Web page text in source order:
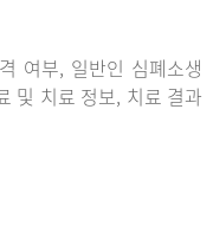
여부, 일반인 심폐소생
및 치료 정보, 치료 결과